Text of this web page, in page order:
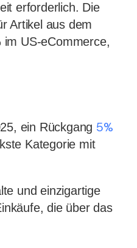
erforderlich. Die
Artikel aus dem
US-eCommerce,
ein Rückgang 5%
Kategorie mit
und einzigartige
die über das